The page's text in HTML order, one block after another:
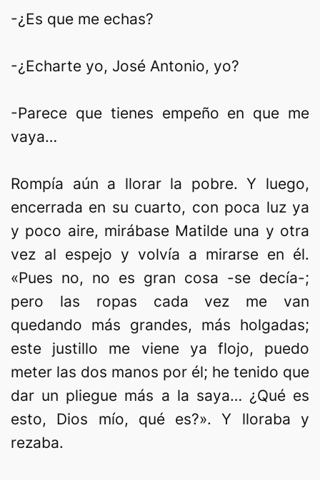
-¿Es que me echas?
-¿Echarte yo, José Antonio, yo?
-Parece que tienes empeño en que me
vaya…
Rompía aún a llorar la pobre. Y luego,
encerrada en su cuarto, con poca luz ya
y poco aire, mirábase Matilde una y otra
vez al espejo y volvía a mirarse en él.
«Pues no, no es gran cosa -se decía-;
pero las ropas cada vez me van
quedando más grandes, más holgadas;
este justillo me viene ya flojo, puedo
meter las dos manos por él; he tenido que
dar un pliegue más a la saya… ¿Qué es
esto, Dios mío, qué es?». Y lloraba y
rezaba.